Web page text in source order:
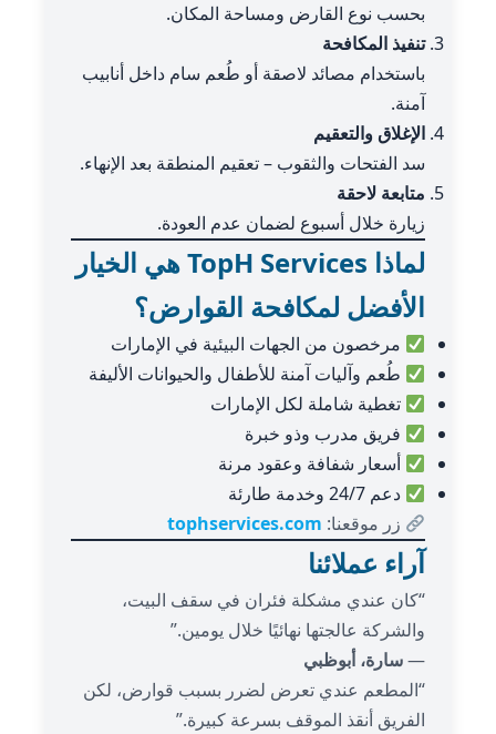
بحسب نوع القارض ومساحة المكان.
تنفيذ المكافحة
باستخدام مصائد لاصقة أو طُعم سام داخل أنابيب
آمنة.
الإغلاق والتعقيم
سد الفتحات والثقوب – تعقيم المنطقة بعد الإنهاء.
متابعة لاحقة
زيارة خلال أسبوع لضمان عدم العودة.
لماذا TopH Services هي الخيار
الأفضل لمكافحة القوارض؟
مرخصون من الجهات البيئية في الإمارات
طُعم وآليات آمنة للأطفال والحيوانات الأليفة
تغطية شاملة لكل الإمارات
فريق مدرب وذو خبرة
أسعار شفافة وعقود مرنة
دعم 24/7 وخدمة طارئة
زر موقعنا: tophservices.com
آراء عملائنا
“كان عندي مشكلة فئران في سقف البيت،
والشركة عالجتها نهائيًا خلال يومين.”
—سارة، أبوظبي
“المطعم عندي تعرض لضرر بسبب قوارض، لكن
الفريق أنقذ الموقف بسرعة كبيرة.”